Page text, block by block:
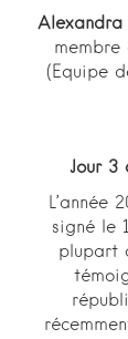
Alexandra
membre
(Equipe
Jour 3
L’année
signé le
plupart